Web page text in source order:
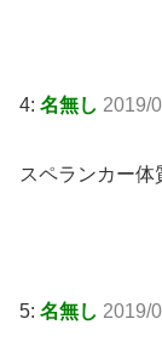
4: 名無し 2019/
スペランカー体
5: 名無し 2019/